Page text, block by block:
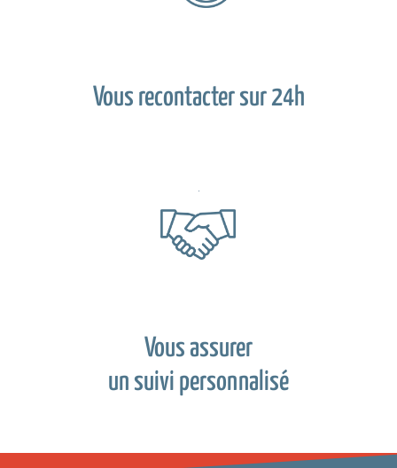
Vous recontacter sur 24h
Vous assurer
un suivi personnalisé